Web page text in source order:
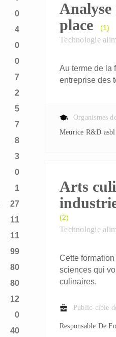
0
4
0
0
7
2
5
7
8
3
0
1
27
11
11
99
80
80
12
0
40
Analyse
place
(1)
Technologie
Au terme de la
entreprise des
Organismes
Meurice R&D
Arts
(2)
Technologie
Cette
sciences qui
culinaires.
Public-cible
Responsable De